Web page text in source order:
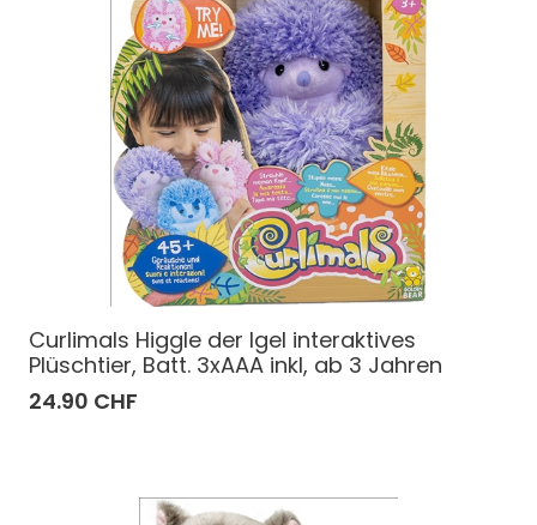
Curlimals Higgle der Igel interaktives
Plüschtier, Batt. 3xAAA inkl, ab 3 Jahren
24.90 CHF